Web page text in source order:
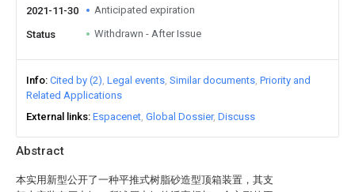
Abstract
本实用新型公开了一种平推式树脂砂造型顶箱装置，其支
2021-11-30 Anticipated expiration
Status Withdrawn - After Issue
Info Cited by (2) Legal events Similar documents Priority and
Related Applications
External links Espacenet Global Dossier Discuss